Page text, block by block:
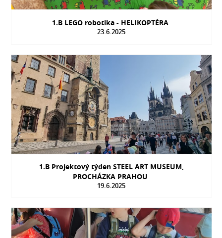
1.B LEGO robotika - HELIKOPTÉRA
23.6.2025
1.B Projektový týden STEEL ART MUSEUM,
PROCHÁZKA PRAHOU
19.6.2025